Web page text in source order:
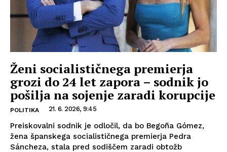
Ženi socialističnega premierja
grozi do 24 let zapora – sodnik jo
pošilja na sojenje zaradi korupcije
POLITIKA 21. 6. 2026, 9:45
Preiskovalni sodnik je odločil, da bo Begoña Gómez,
žena španskega socialističnega premierja Pedra
Sáncheza, stala pred sodiščem zaradi obtožb